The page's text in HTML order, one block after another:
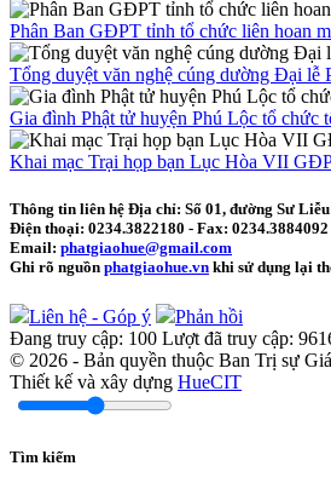
Phân Ban GĐPT tỉnh tổ chức liên hoan
Tổng duyệt văn nghệ cúng dường Đại lễ
Gia đình Phật tử huyện Phú Lộc tổ chức
Khai mạc Trại họp bạn Lục Hòa VII
Thông tin liên hệ Địa chỉ: Số 01, đường Sư
Điện thoại: 0234.3822180 - Fax: 0234.3884092
Email: phatgiaohue@gmail.com
Ghi rõ nguồn phatgiaohue.vn khi sử dụng lại
Liên hệ - Góp ý
Phản hồi
Đang truy cập: 100 Lượt đã truy cập:
© 2026 - Bản quyền thuộc Ban Trị sự
Thiết kế và xây dựng HueCIT
Tìm kiếm